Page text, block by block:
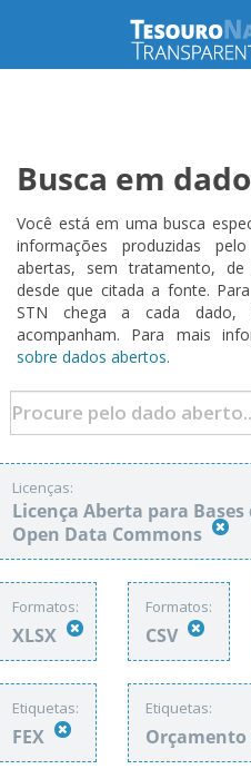
Busca em
Você está em uma busca
informações produzidas
abertas, sem tratamento,
desde que citada a fonte.
STN chega a cada dado,
acompanham. Para mais
sobre dados abertos.
Licenças:
Licença Aberta para Bases
Open Data Commons
Formatos:
XLSX
Formatos:
CSV
Etiquetas:
FEX
Etiquetas:
Orçamento